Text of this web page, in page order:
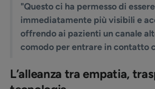
"Questo ci ha permesso di essere
immediatamente più visibili e
offrendo ai pazienti un canale
comodo per entrare in contatto
L’alleanza tra empatia,